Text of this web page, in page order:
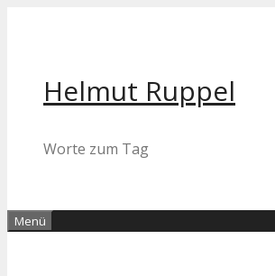
Helmut Ruppel
Worte zum Tag
Menü